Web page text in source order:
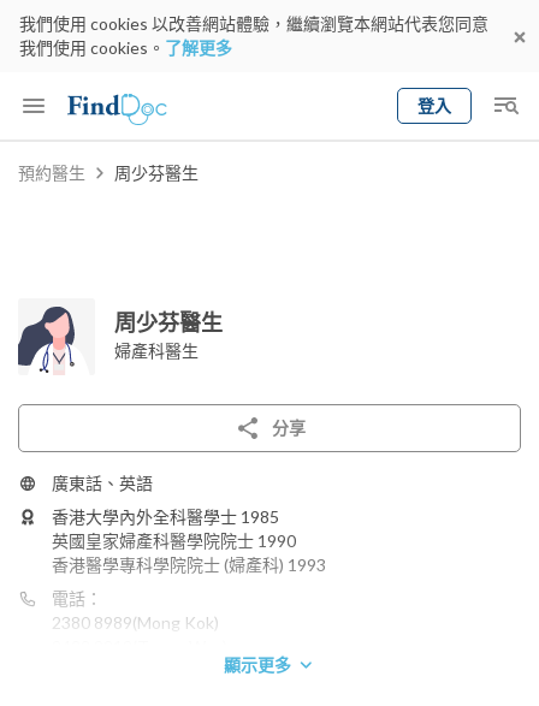
我們使用 cookies 以改善網站體驗，繼續瀏覽本網站代表您同意
我們使用 cookies。 了解更多
登入
Keyword
預約醫生 周少芬醫生
周少芬醫生
婦產科醫生
分享
廣東話、英語
香港大學內外全科醫學士 1985
英國皇家婦產科醫學院院士 1990
香港醫學專科學院院士 (婦產科) 1993
電話：
2380 8989(Mong Kok)
顯示更多